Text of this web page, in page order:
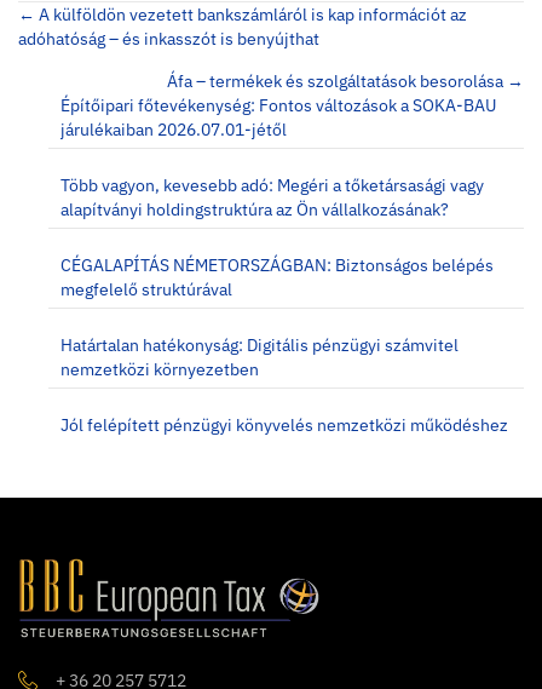
Posts
navigation
← A külföldön vezetett bankszámláról is kap információt az
adóhatóság – és inkasszót is benyújthat
Áfa – termékek és szolgáltatások besorolása →
Építőipari főtevékenység: Fontos változások a SOKA-BAU
járulékaiban 2026.07.01-jétől
Több vagyon, kevesebb adó: Megéri a tőketársasági vagy
alapítványi holdingstruktúra az Ön vállalkozásának?
CÉGALAPÍTÁS NÉMETORSZÁGBAN: Biztonságos belépés
megfelelő struktúrával
Határtalan hatékonyság: Digitális pénzügyi számvitel
nemzetközi környezetben
Jól felépített pénzügyi könyvelés nemzetközi működéshez
+ 36 20 257 5712